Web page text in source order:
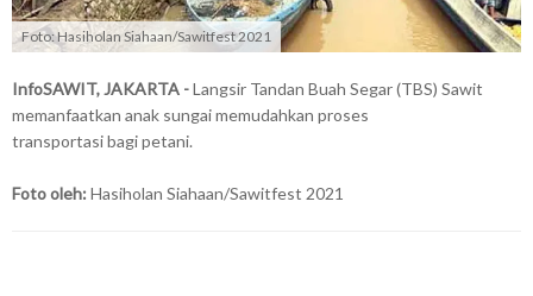
Foto: Hasiholan Siahaan/Sawitfest 2021
InfoSAWIT, JAKARTA -Langsir Tandan Buah Segar (TBS) Sawit
memanfaatkan anak sungai memudahkan proses
transportasi bagi petani.
Foto oleh: Hasiholan Siahaan/Sawitfest 2021